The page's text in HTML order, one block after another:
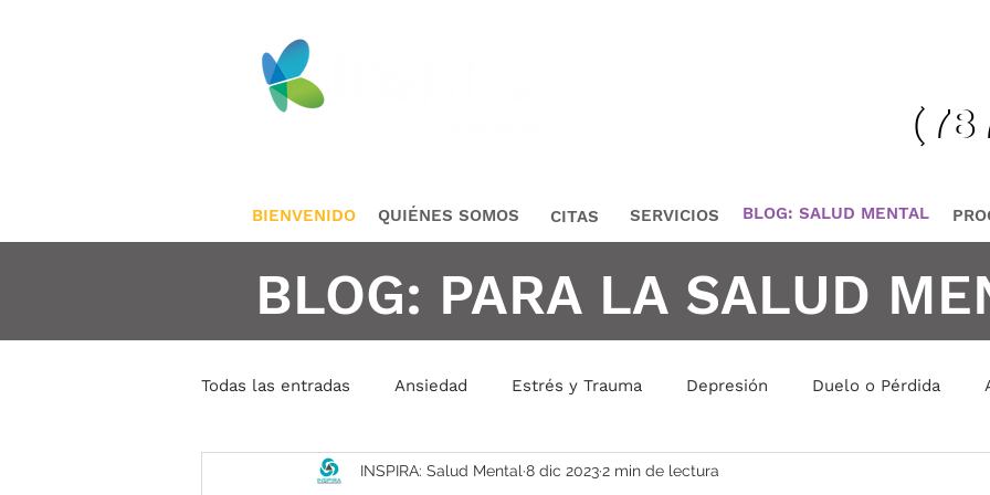
BIENVENIDO QUIÉNES SOMOS CITAS SERVICIOS BLOG: SALUD MENTAL
BLOG: PARA LA SALUD
Todas las entradas Ansiedad Estrés y Trauma Depresión Duelo o Pérdida
Conductas Repetidas Crisis Emocional Manejo de Conflictos
INSPIRA: Salud Mental 8 dic 20232 min de lectura